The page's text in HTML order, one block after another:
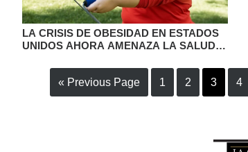
LA CRISIS DE OBESIDAD EN ESTADOS
UNIDOS AHORA AMENAZA LA SALUD
« Previous Page
1 2 3 4